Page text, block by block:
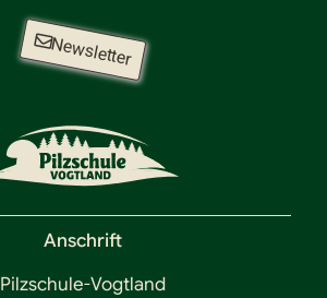
Newsletter
Anschrift
Pilzschule-Vogtland